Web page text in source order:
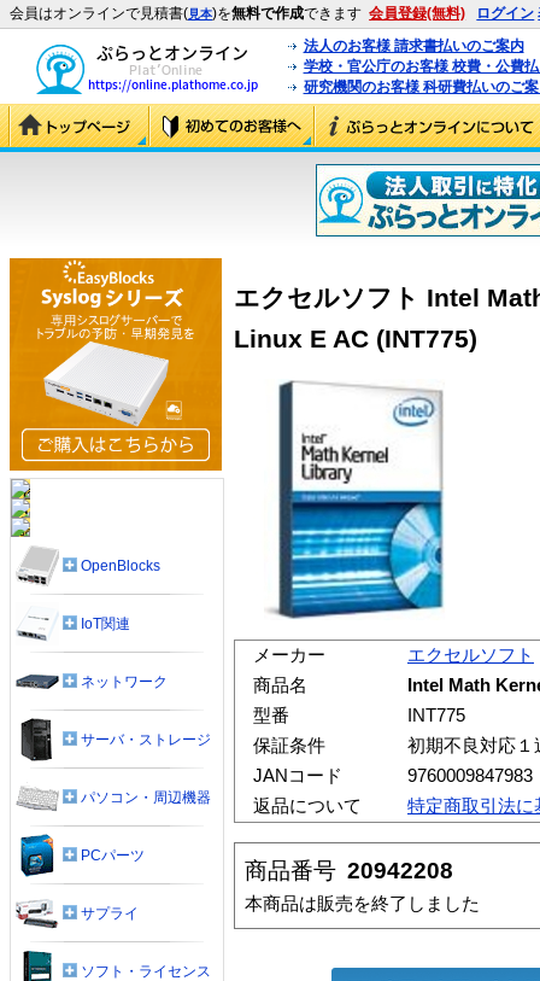
会員はオンラインで見積書(見本)を無料で作成できます 会員登録(無料) ログイン
法人のお客様 請求書払いのご案内
学校・官公庁のお客様 校費・公費
研究機関のお客様 科研費払いのご
エクセルソフト Intel
Linux E AC (INT775)
メーカー
エクセルソフト
商品名
Intel Math
型番
INT775
保証条件
初期不良対応１
JANコード
9760009847983
返品について
特定商取引法に
商品番号 20942208
本商品は販売を終了しました
OpenBlocks
IoT関連
ネットワーク
サーバ・ストレージ
パソコン・周辺機器
PCパーツ
サプライ
ソフト・ライセンス